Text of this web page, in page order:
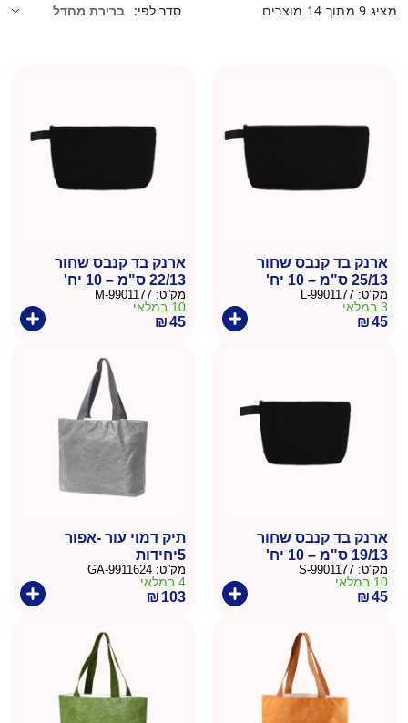
מציג 9מתוך 14מוצרים סדר לפי:
ארנק בד קנבס שחור
25/13 ס"מ – 10 יח'
מק”ט: 9901177-L
3 במלאי
₪45
ארנק בד קנבס שחור
22/13 ס"מ – 10 יח'
מק”ט: 9901177-M
10 במלאי
₪45
ארנק בד קנבס שחור
19/13 ס"מ – 10 יח'
מק”ט: 9901177-S
10 במלאי
₪45
תיק דמוי עור -אפור
5יחידות
מק”ט: 9911624-GA
4 במלאי
₪ 103